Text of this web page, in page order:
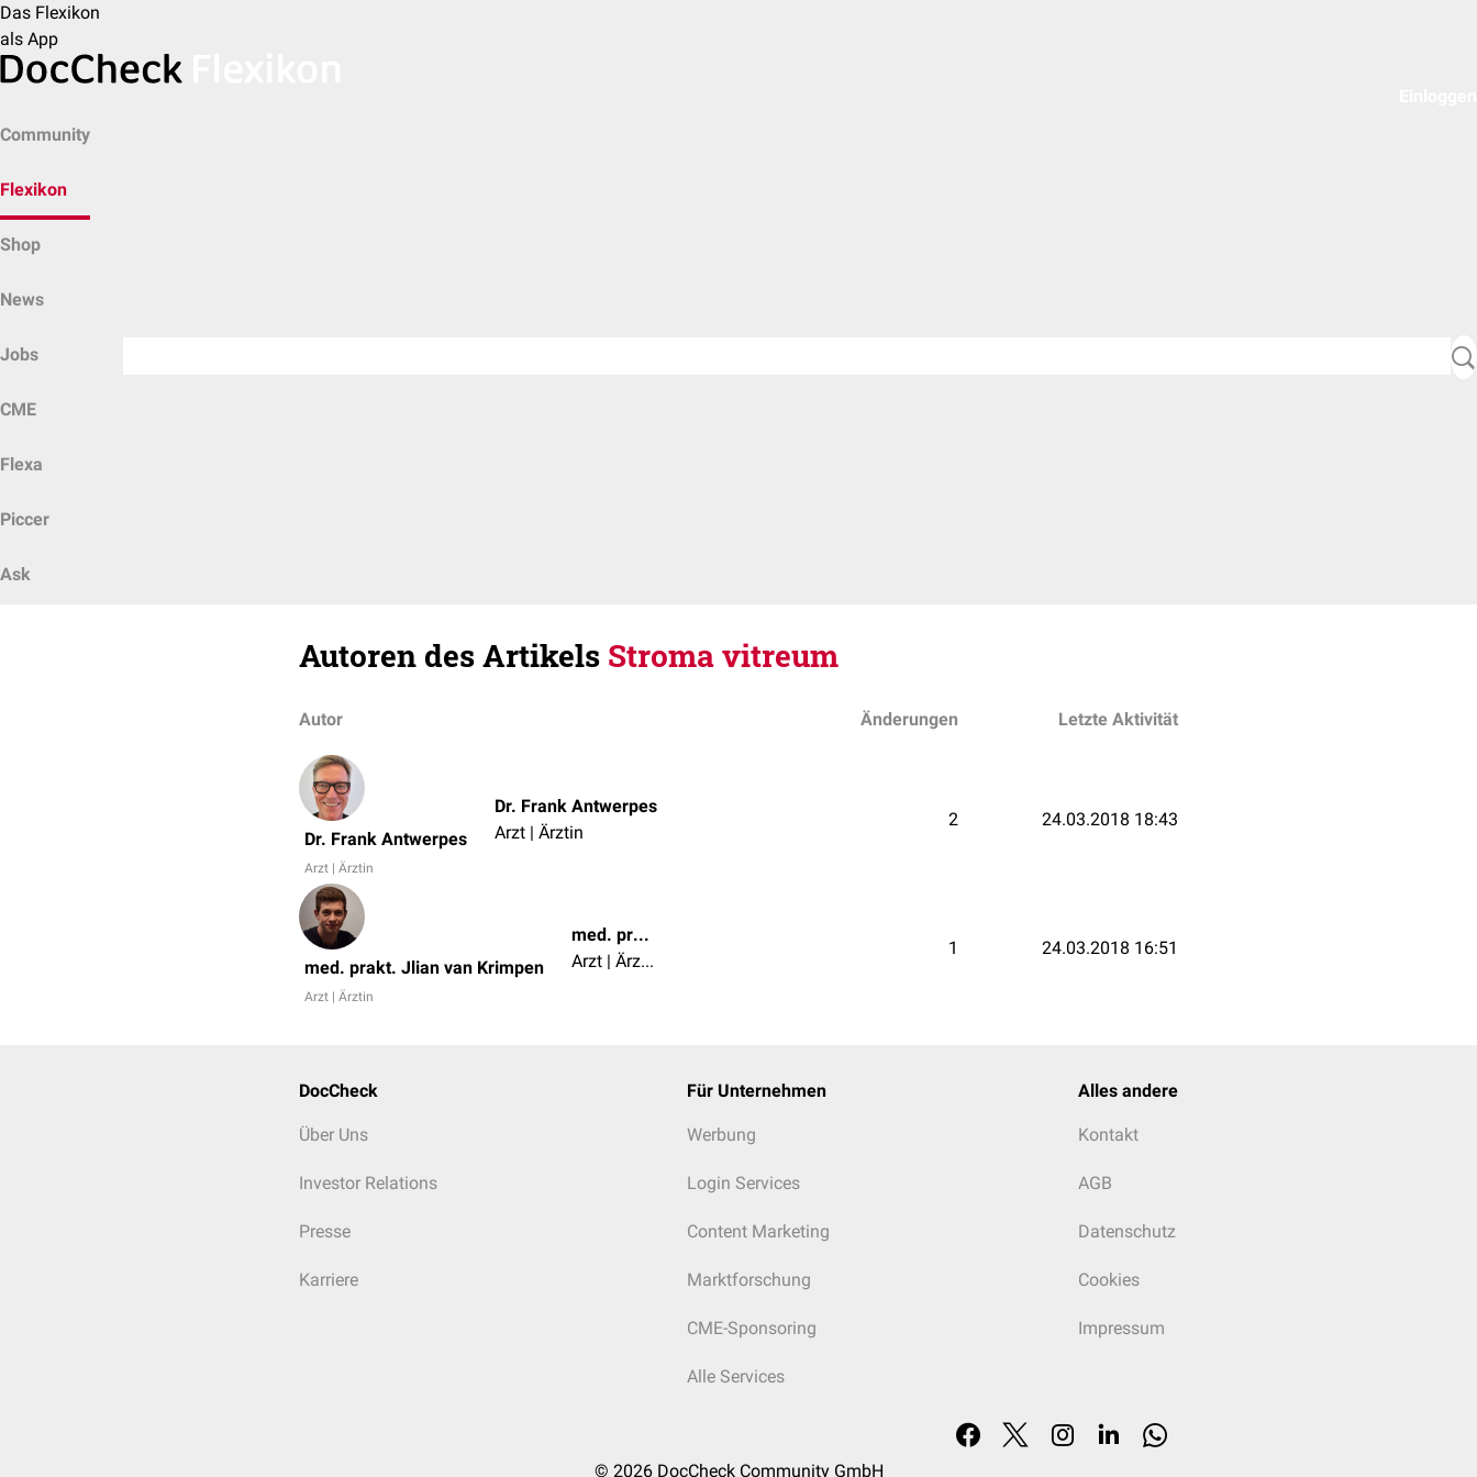
Das Flexikon
als App
Community
Flexikon
Shop
News
Jobs
CME
Flexa
Piccer
Ask
Autoren des Artikels Stroma vitreum
Autor Änderungen Letzte Aktivität
Dr. Frank Antwerpes
Arzt | Ärztin
Dr. Frank Antwerpes
Arzt | Ärztin
2 24.03.2018 18:43
med. prakt. Jlian van Krimpen
Arzt | Ärztin
med. prakt. Jlian van Krimpen
Arzt | Ärztin
1 24.03.2018 16:51
DocCheck
Über Uns
Investor Relations
Presse
Karriere
Für Unternehmen
Werbung
Login Services
Content Marketing
Marktforschung
CME-Sponsoring
Alle Services
Alles andere
Kontakt
AGB
Datenschutz
Cookies
Impressum
© 2026 DocCheck Community GmbH